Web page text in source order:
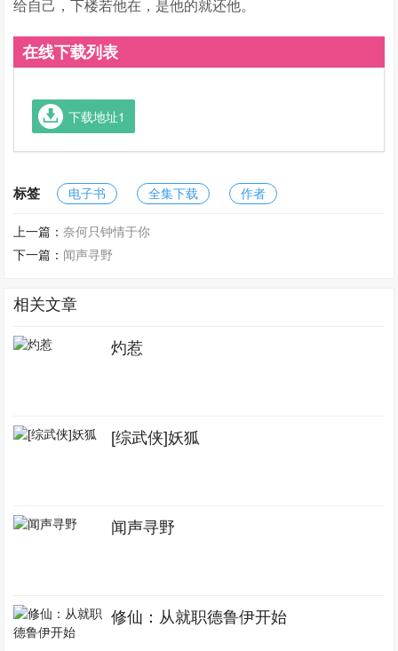
给自己，下楼若他在，是他的就还他。
在线下载列表
下载地址1
标签 电子书 全集下载 作者
上一篇：奈何只钟情于你
下一篇： 闻声寻野
相关文章
灼惹
[综武侠]妖狐
闻声寻野
修仙：从就职德鲁伊开始